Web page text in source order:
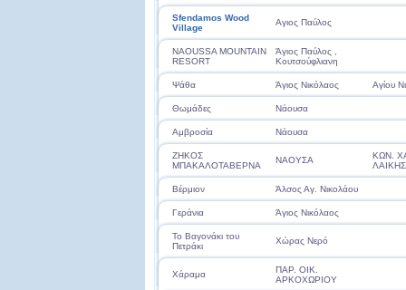
Sfendamos Wood
Village
Αγιος Παύλος
NAOUSSA MOUNTAIN
RESORT
Άγιος Παύλος ,
Κουτσούφλιανη
Ψάθα Άγιος Νικόλαος Αγίου
Θωμάδες Νάουσα
Αμβροσία Νάουσα
ΖΗΚΟΣ
ΜΠΑΚΑΛΟΤΑΒΕΡΝΑ
ΝΑΟΥΣΑ
KΩΝ.
Βέρμιον Άλσος Αγ. Νικολάου
Γεράνια Άγιος Νικόλαος
Το Βαγονάκι του
Πετράκι
Χώρας Νερό
Χάραμα
ΠΑΡ. ΟΙΚ.
ΑΡΚΟΧΩΡΙΟΥ